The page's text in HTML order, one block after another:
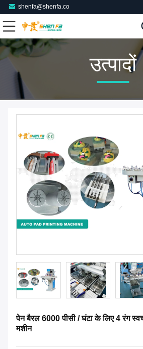
shenfa@shenfa.co
उत्पादों
पेन बैरल 6000 पीसी / घंटा के लिए 4 रंग
मशीन